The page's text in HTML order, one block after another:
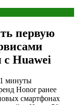
первую
с Huawei
1 минуты
Honor ранее
смартфонах